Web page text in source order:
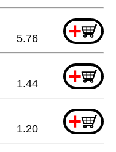
+
5.76
+
1.44
+
1.20